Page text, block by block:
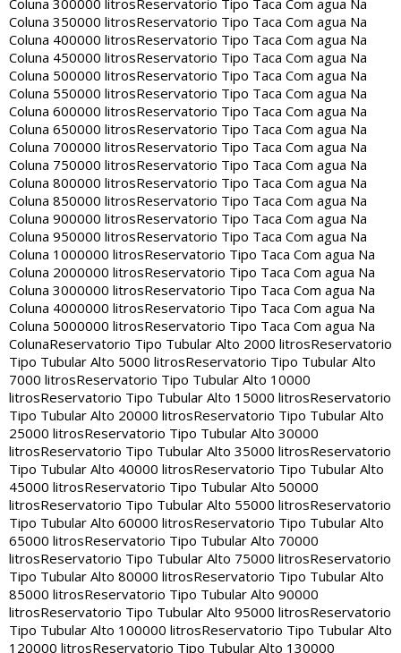
Coluna 300000 litrosReservatorio Tipo Taca Com agua Na
Coluna 350000 litrosReservatorio Tipo Taca Com agua Na
Coluna 400000 litrosReservatorio Tipo Taca Com agua Na
Coluna 450000 litrosReservatorio Tipo Taca Com agua Na
Coluna 500000 litrosReservatorio Tipo Taca Com agua Na
Coluna 550000 litrosReservatorio Tipo Taca Com agua Na
Coluna 600000 litrosReservatorio Tipo Taca Com agua Na
Coluna 650000 litrosReservatorio Tipo Taca Com agua Na
Coluna 700000 litrosReservatorio Tipo Taca Com agua Na
Coluna 750000 litrosReservatorio Tipo Taca Com agua Na
Coluna 800000 litrosReservatorio Tipo Taca Com agua Na
Coluna 850000 litrosReservatorio Tipo Taca Com agua Na
Coluna 900000 litrosReservatorio Tipo Taca Com agua Na
Coluna 950000 litrosReservatorio Tipo Taca Com agua Na
Coluna 1000000 litrosReservatorio Tipo Taca Com agua Na
Coluna 2000000 litrosReservatorio Tipo Taca Com agua Na
Coluna 3000000 litrosReservatorio Tipo Taca Com agua Na
Coluna 4000000 litrosReservatorio Tipo Taca Com agua Na
Coluna 5000000 litrosReservatorio Tipo Taca Com agua Na
ColunaReservatorio Tipo Tubular Alto 2000 litrosReservatorio
Tipo Tubular Alto 5000 litrosReservatorio Tipo Tubular Alto
7000 litrosReservatorio Tipo Tubular Alto 10000
litrosReservatorio Tipo Tubular Alto 15000 litrosReservatorio
Tipo Tubular Alto 20000 litrosReservatorio Tipo Tubular Alto
25000 litrosReservatorio Tipo Tubular Alto 30000
litrosReservatorio Tipo Tubular Alto 35000 litrosReservatorio
Tipo Tubular Alto 40000 litrosReservatorio Tipo Tubular Alto
45000 litrosReservatorio Tipo Tubular Alto 50000
litrosReservatorio Tipo Tubular Alto 55000 litrosReservatorio
Tipo Tubular Alto 60000 litrosReservatorio Tipo Tubular Alto
65000 litrosReservatorio Tipo Tubular Alto 70000
litrosReservatorio Tipo Tubular Alto 75000 litrosReservatorio
Tipo Tubular Alto 80000 litrosReservatorio Tipo Tubular Alto
85000 litrosReservatorio Tipo Tubular Alto 90000
litrosReservatorio Tipo Tubular Alto 95000 litrosReservatorio
Tipo Tubular Alto 100000 litrosReservatorio Tipo Tubular Alto
120000 litrosReservatorio Tipo Tubular Alto 130000